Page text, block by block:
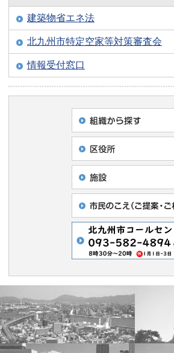
建築物省エネ法
北九州市特定空家等対策審査会
情報受付窓口